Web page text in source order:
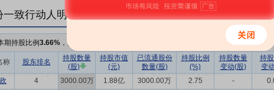
一致行动人明细
期持股比例3.66% ，持股数量
称 股东排名
持股数量
(股)
持股市值
(元)
已流通股份
数量(股)
持股比例
(%)
持股数量
变动(股)
持
变
4 3000.00万 1.88亿 3000.00万 2.75 -